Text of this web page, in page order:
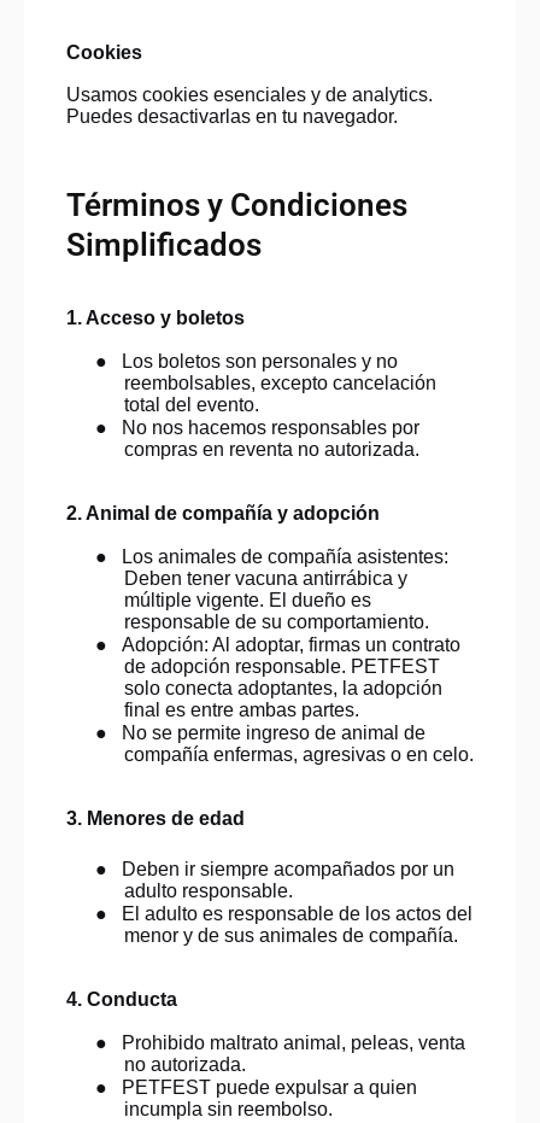
Cookies
Usamos cookies esenciales y de analytics.
Puedes desactivarlas en tu navegador.
Términos y Condiciones
Simplificados
1. Acceso y boletos
●
Los boletos son personales y no
reembolsables, excepto cancelación
total del evento.
●
No nos hacemos responsables por
compras en reventa no autorizada.
2. Animal de compañía y adopción
●
Los animales de compañía asistentes:
Deben tener vacuna antirrábica y
múltiple vigente. El dueño es
responsable de su comportamiento.
●
Adopción: Al adoptar, firmas un contrato
de adopción responsable. PETFEST
solo conecta adoptantes, la adopción
final es entre ambas partes.
●
No se permite ingreso de animal de
compañía enfermas, agresivas o en celo.
3. Menores de edad
●
Deben ir siempre acompañados por un
adulto responsable.
●
El adulto es responsable de los actos del
menor y de sus animales de compañía.
4. Conducta
●
Prohibido maltrato animal, peleas, venta
no autorizada.
●
PETFEST puede expulsar a quien
incumpla sin reembolso.